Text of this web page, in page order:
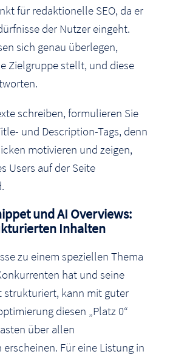
für redaktionelle SEO, da er
der Nutzer eingeht.
sich genau überlegen,
Zielgruppe stellt, und diese
schreiben, formulieren Sie
und Description-Tags, denn
motivieren und zeigen,
Users auf der Seite
und AI Overviews:
Inhalten
zu einem speziellen Thema
hat und seine
strukturiert, kann mit guter
diesen „Platz 0“
über allen
erscheinen. Für eine Listung in